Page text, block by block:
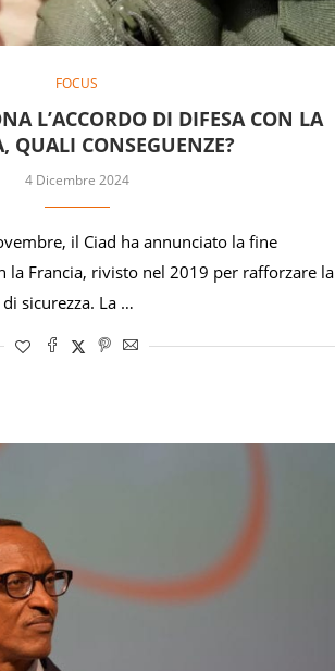
FOCUS
L’ACCORDO DI DIFESA CON LA
QUALI CONSEGUENZE?
4 Dicembre 2024
il Ciad ha annunciato la fine
la Francia, rivisto nel 2019 per rafforzare la
sicurezza. La …